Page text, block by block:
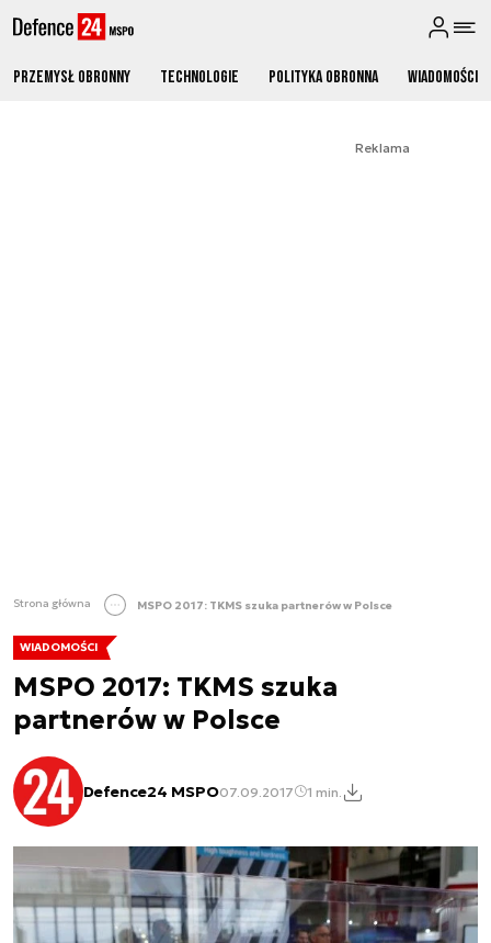
Przemysł obronny Technologie Polityka obronna Wiadomości
Reklama
Strona główna MSPO 2017: TKMS szuka partnerów w Polsce
WIADOMOŚCI
MSPO 2017: TKMS szuka
partnerów w Polsce
Defence24 MSPO07.09.2017 1 min.